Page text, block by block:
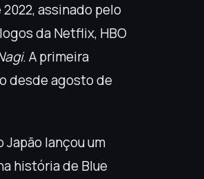
assinado pelo
da Netflix, HBO
. A primeira
desde agosto de
lançou um
história de Blue